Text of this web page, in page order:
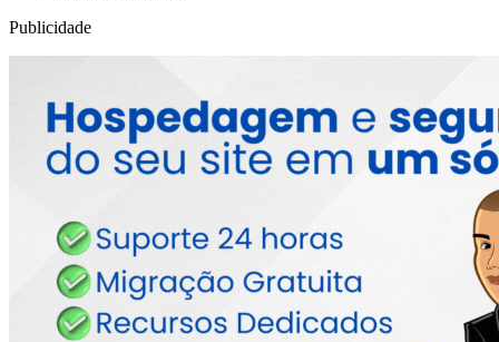
Publicidade